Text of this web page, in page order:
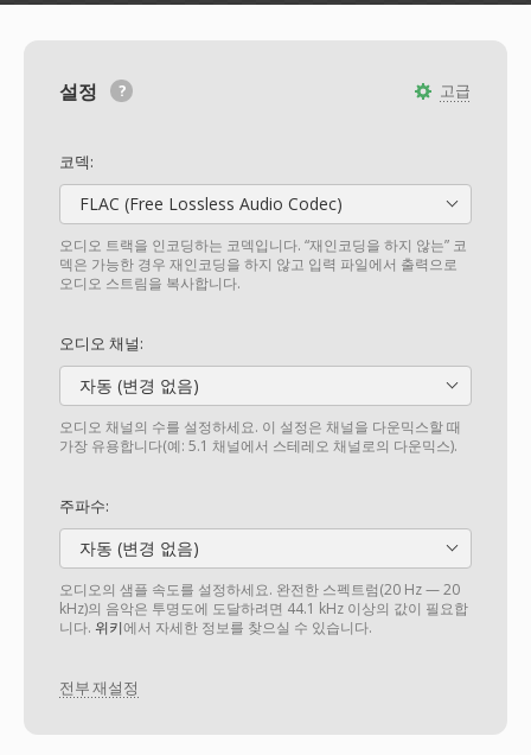
고급
설정
코덱:
FLAC (Free Lossless Audio Codec)
오디오 트랙을 인코딩하는 코덱입니다. “재인코딩을 하지 않는” 코
덱은 가능한 경우 재인코딩을 하지 않고 입력 파일에서 출력으로
오디오 스트림을 복사합니다.
오디오 채널:
자동 (변경 없음)
오디오 채널의 수를 설정하세요. 이 설정은 채널을 다운믹스할 때
가장 유용합니다(예: 5.1 채널에서 스테레오 채널로의 다운믹스).
주파수:
자동 (변경 없음)
오디오의 샘플 속도를 설정하세요. 완전한 스펙트럼(20 Hz — 20
kHz)의 음악은 투명도에 도달하려면 44.1 kHz 이상의 값이 필요합
니다. 위키에서 자세한 정보를 찾으실 수 있습니다.
전부 재설정